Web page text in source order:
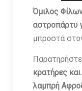
Όμιλος
αστροπάρτυ
μπροστά
κρατήρες
λαμπρή